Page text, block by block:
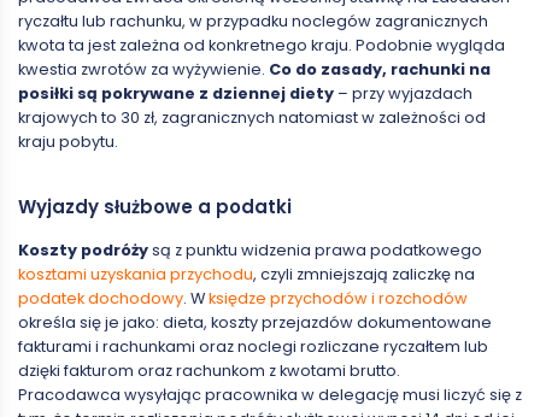
ryczałtu lub rachunku, w przypadku noclegów zagranicznych
kwota ta jest zależna od konkretnego kraju. Podobnie wygląda
kwestia zwrotów za wyżywienie. Co do zasady, rachunki na
posiłki są pokrywane z dziennej diety – przy wyjazdach
krajowych to 30 zł, zagranicznych natomiast w zależności od
kraju pobytu.
Wyjazdy służbowe a podatki
Koszty podróżysą z punktu widzenia prawa podatkowego
kosztami uzyskania przychodu, czyli zmniejszają zaliczkę na
podatek dochodowy. Wksiędze przychodów i rozchodów
określa się je jako: dieta, koszty przejazdów dokumentowane
fakturami i rachunkami oraz noclegi rozliczane ryczałtem lub
dzięki fakturom oraz rachunkom z kwotami brutto.
Pracodawca wysyłając pracownika w delegację musi liczyć się z